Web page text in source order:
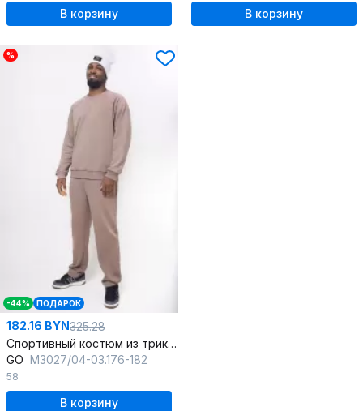
В корзину В корзину
%
-44% ПОДАРОК
182.16 BYN325.28
Спортивный костюм из трикотажа с брючным фасоном
GO M3027/04-03.176-182
58
В корзину